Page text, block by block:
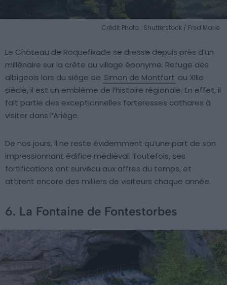
Crédit Photo : Shutterstock / Fred Marie
Le Château de Roquefixade se dresse depuis près d’un
millénaire sur la crête du village éponyme. Refuge des
albigeois lors du siège de Simon de Montfort au XIIIe
siècle, il est un emblème de l’histoire régionale. En effet, il
fait partie des exceptionnelles forteresses cathares à
visiter dans l’Ariège.
De nos jours, il ne reste évidemment qu’une part de son
impressionnant édifice médiéval. Toutefois, ses
fortifications ont survécu aux affres du temps, et
attirent encore des milliers de visiteurs chaque année.
6. La Fontaine de Fontestorbes